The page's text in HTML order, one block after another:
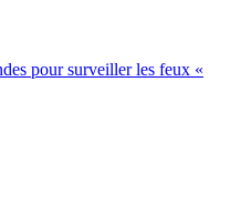
pour surveiller les feux «